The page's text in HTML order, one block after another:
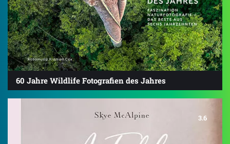
60 Jahre Wildlife Fotografien des Jahres
3.6